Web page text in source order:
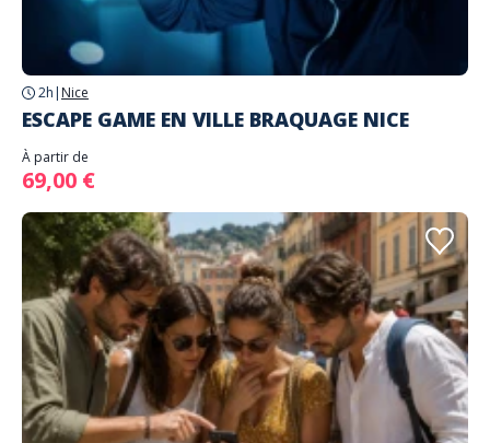
2h | Nice
ESCAPE GAME EN VILLE BRAQUAGE NICE
À partir de
69,00 €